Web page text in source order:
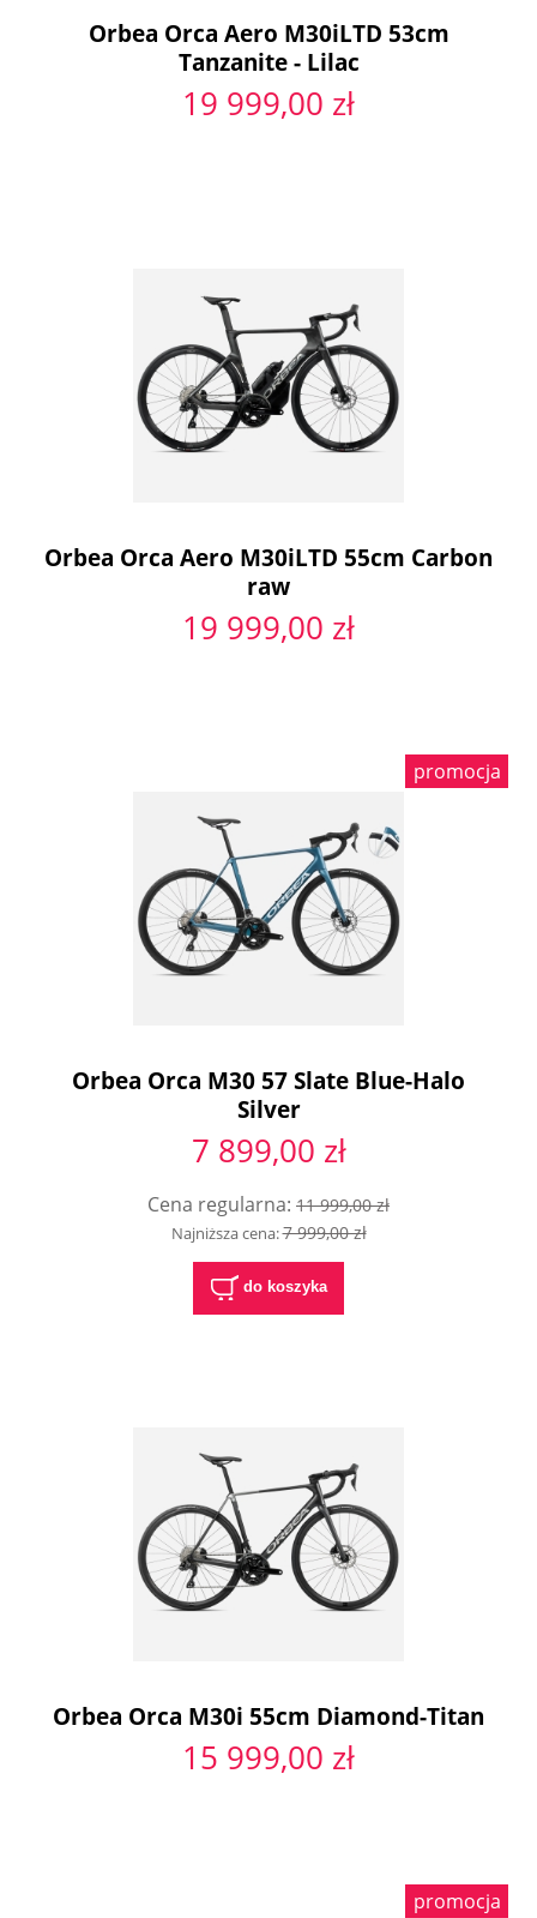
Orbea Orca Aero M30iLTD 53cm
Tanzanite - Lilac
19 999,00 zł
Orbea Orca Aero M30iLTD 55cm Carbon
raw
19 999,00 zł
Orbea Orca M30 57 Slate Blue-Halo
Silver
7 899,00 zł
Cena regularna: 11 999,00 zł
Najniższa cena:7 999,00 zł
do koszyka
promocja
Orbea Orca M30i 55cm Diamond-Titan
15 999,00 zł
promocja